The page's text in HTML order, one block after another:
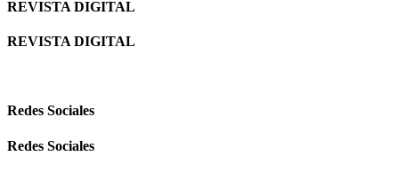
REVISTA DIGITAL
REVISTA DIGITAL
Redes Sociales
Redes Sociales